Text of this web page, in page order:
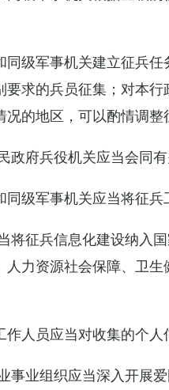
级军事机关建立征兵
求的兵员征集；对本
的地区，可以酌情调整
政府兵役机关应当会同
级军事机关应当将征
将征兵信息化建设纳入
力资源社会保障、卫
人员应当对收集的个
事业组织应当深入开展